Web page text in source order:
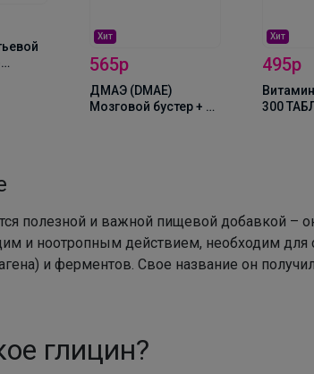
Хит
565р
ДМАЭ (DMAE)
Мозговой бустер + B6
Хит
495р
300
полезной и важной пищевой добавкой –
и ноотропным действием, необходим для
и ферментов. Свое название он
глицин?